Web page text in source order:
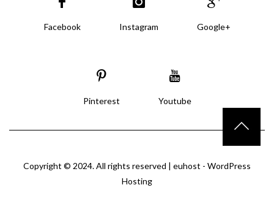
Facebook Instagram Google+
Pinterest Youtube
Copyright © 2024. All rights reserved | euhost - WordPress
Hosting